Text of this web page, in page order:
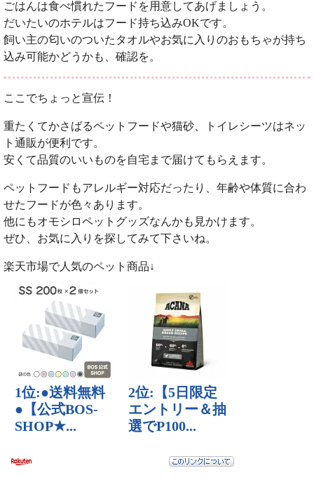
ごはんは食べ慣れたフードを用意してあげましょう。
だいたいのホテルはフード持ち込みOKです。
飼い主の匂いのついたタオルやお気に入りのおもちゃが持ち
込み可能かどうかも、確認を。
ここでちょっと宣伝！
重たくてかさばるペットフードや猫砂、トイレシーツはネッ
ト通販が便利です。
安くて品質のいいものを自宅まで届けてもらえます。
ペットフードもアレルギー対応だったり、年齢や体質に合わ
せたフードが色々あります。
他にもオモシロペットグッズなんかも見かけます。
ぜひ、お気に入りを探してみて下さいね。
楽天市場で人気のペット商品↓